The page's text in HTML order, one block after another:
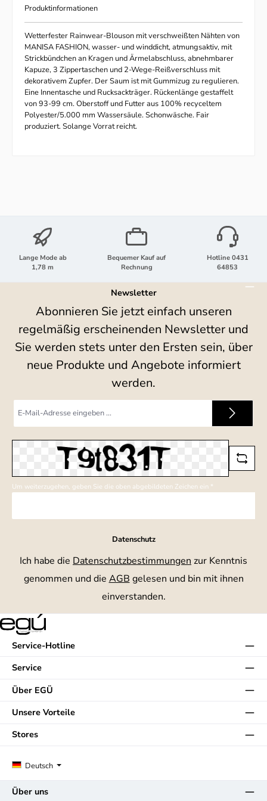
Produktinformationen
Wetterfester Rainwear-Blouson mit verschweißten Nähten von
MANISA FASHION, wasser- und winddicht, atmungsaktiv, mit
Strickbündchen an Kragen und Ärmelabschluss, abnehmbarer
Kapuze, 3 Zippertaschen und 2-Wege-Reißverschluss mit
dekorativem Zupfer. Der Saum ist mit Gummizug zu regulieren.
Eine Innentasche und Rucksackträger. Rückenlänge gestaffelt
von 93-99 cm. Oberstoff und Futter aus 100% recyceltem
Polyester/5.000 mm Wassersäule. Schonwäsche. Fair
produziert. Solange Vorrat reicht.
Lange Mode ab
1,78 m
Bequemer Kauf auf
Rechnung
Hotline 0431
64853
Newsletter
Abonnieren Sie jetzt einfach unseren
regelmäßig erscheinenden Newsletter und
Sie werden stets unter den Ersten sein, über
neue Produkte und Angebote informiert
werden.
Mail-
Um weiterzugehen, geben Sie die oben abgebildeten Zeichen ein *
Datenschutz
Ich habe die Datenschutzbestimmungen zur Kenntnis
genommen und die AGB gelesen und bin mit ihnen
einverstanden.
Service-Hotline
Service
Über EGÜ
Unsere Vorteile
Deutsch
Stores
Über uns